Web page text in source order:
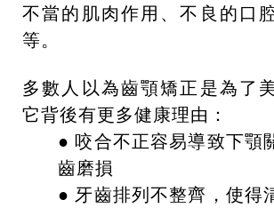
不當的肌肉作用、不良的口
等。
多數人以為齒顎矯正是為了
它背後有更多健康理由：
● 咬合不正容易導致下顎
齒磨損
● 牙齒排列不整齊，使得